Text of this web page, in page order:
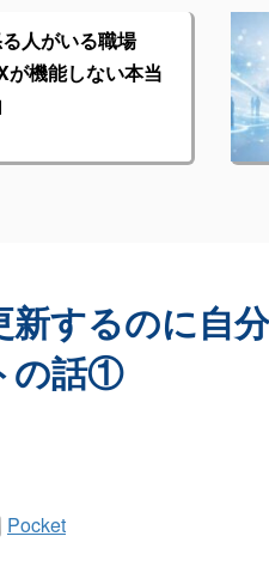
人がいる職場
が機能しない本当
新するのに自
の話①
Pocket